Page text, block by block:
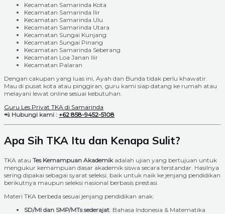
Kecamatan Samarinda Kota
Kecamatan Samarinda Ilir
Kecamatan Samarinda Ulu
Kecamatan Samarinda Utara
Kecamatan Sungai Kunjang
Kecamatan Sungai Pinang
Kecamatan Samarinda Seberang
Kecamatan Loa Janan Ilir
Kecamatan Palaran
Dengan cakupan yang luas ini, Ayah dan Bunda tidak perlu khawatir.
Mau di pusat kota atau pinggiran, guru kami siap datang ke rumah atau
melayani lewat online sesuai kebutuhan.
Guru Les Privat TKA di Samarinda
📲 Hubungi kami : +62 858-9452-5108
Apa Sih TKA Itu dan Kenapa Sulit?
TKA atau Tes Kemampuan Akademikadalah ujian yang bertujuan untuk
mengukur kemampuan dasar akademik siswa secara terstandar. Hasilnya
sering dipakai sebagai syarat seleksi, baik untuk naik ke jenjang pendidikan
berikutnya maupun seleksi nasional berbasis prestasi.
Materi TKA berbeda sesuai jenjang pendidikan anak:
SD/MI dan SMP/MTs sederajat: Bahasa Indonesia & Matematika